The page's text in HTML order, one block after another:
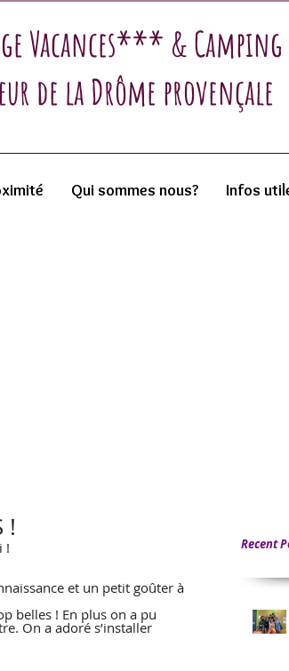
Vacances*** &
de la Drôme provençale
Qui sommes nous? Infos
!
!
et un petit goûter à
belles ! En plus on a pu
On a adoré s’installer
Recent